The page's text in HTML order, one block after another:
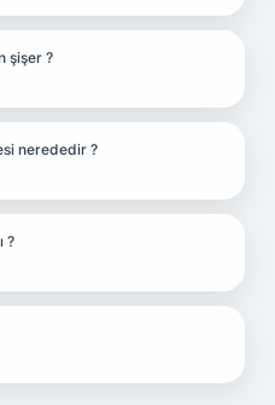
şişer ?
nerededir ?
?